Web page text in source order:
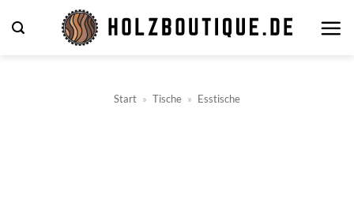
Inhalt
Start » Tische » Esstische